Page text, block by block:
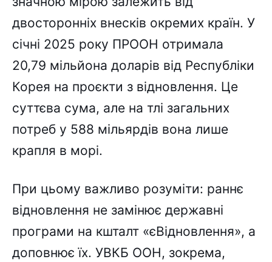
двосторонніх внесків окремих країн. У
січні 2025 року ПРООН отримала
20,79 мільйона доларів від Республіки
Корея на проєкти з відновлення. Це
суттєва сума, але на тлі загальних
потреб у 588 мільярдів вона лише
крапля в морі.
При цьому важливо розуміти: раннє
відновлення не замінює державні
програми на кшталт «єВідновлення», а
доповнює їх. УВКБ ООН, зокрема,